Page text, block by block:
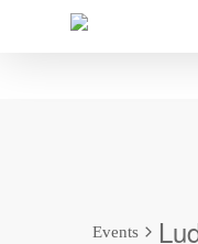
Events